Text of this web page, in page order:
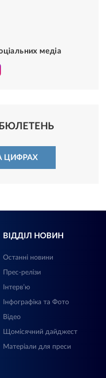
медіа
ЦИФРАХ
ВІДДІЛ НОВИН
Останні новини
Прес-релізи
Інтерв’ю
Інфографіка та Фото
Відео
Щомісячний дайджест
Матеріали для преси